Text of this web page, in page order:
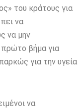
του κράτους για
να
να μην
πρώτο βήμα για
για την υγεία
να